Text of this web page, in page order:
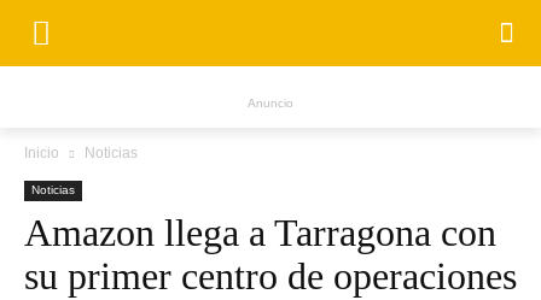
Anuncio
Inicio Noticias
Noticias
Amazon llega a Tarragona con
su primer centro de operaciones